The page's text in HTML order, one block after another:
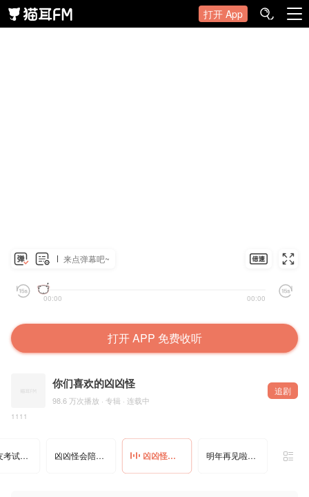
打开 App
来点弹幕吧~
00:00 00:00
打开 APP 免费收听
你们喜欢的凶凶怪
98.6 万次播放 · 专辑 · 连载中
追剧
1111
等女友考试憋坏的凶凶怪 凶凶怪会陪你看一辈子雪 凶凶怪安慰噩梦吓醒的女友 明年再见啦，凶凶怪